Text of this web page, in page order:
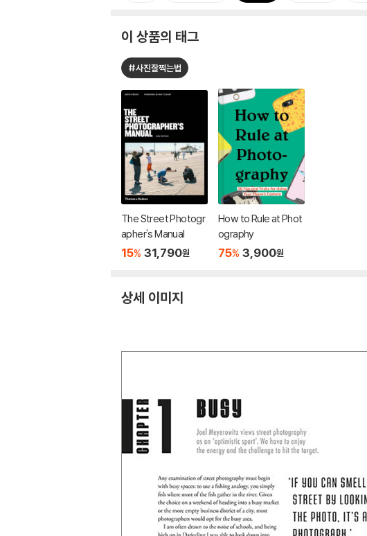
이 상품의 태그
#사진잘찍는법
The Street Photogr
apher's Manual
15% 31,790원
How to Rule at Phot
ography
75% 3,900원
상세 이미지